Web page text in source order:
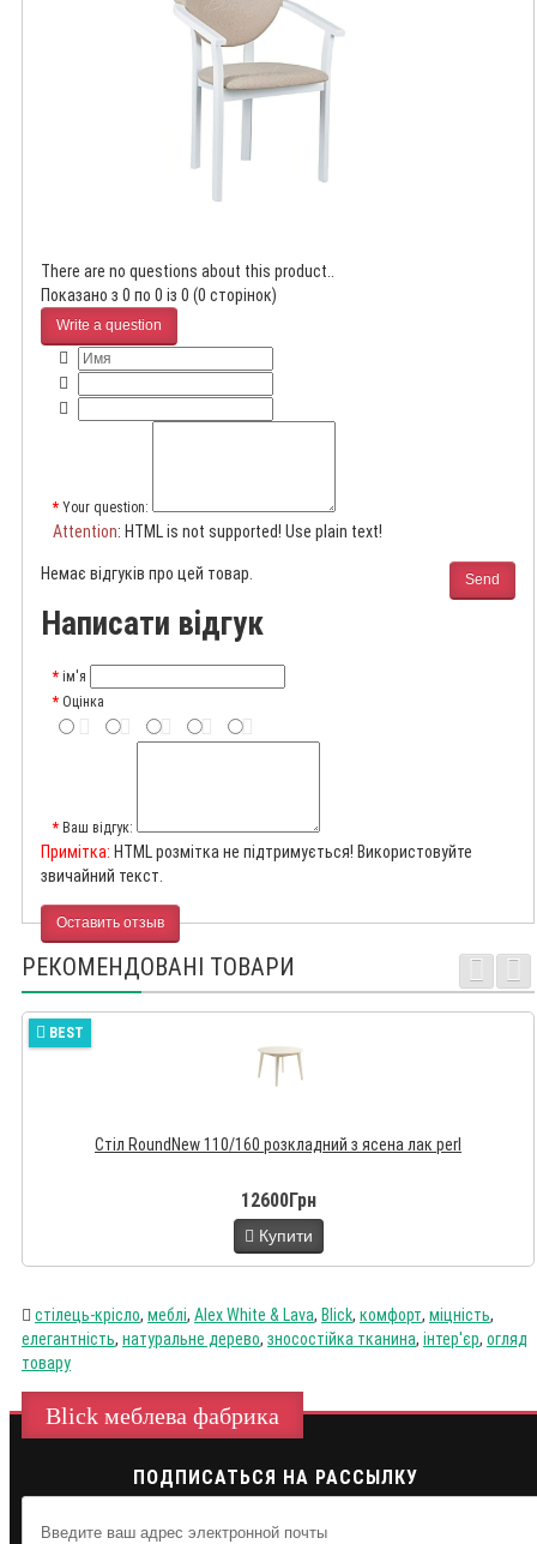
There are no questions about this product..
Показано з 0 по 0 із 0 (0 сторінок)
Write a question
Your question:
Attention: HTML is not supported! Use plain text!
Send
Немає відгуків про цей товар.
Написати відгук
ім'я
Оцінка
Ваш відгук:
Примітка: HTML розмітка не підтримується! Використовуйте
звичайний текст.
Оставить отзыв
РЕКОМЕНДОВАНІ ТОВАРИ
BEST
Стіл RoundNew 110/160 розкладний з ясена лак perl
12600Грн
Купити
стілець-крісло, меблі, Alex White & Lava, Blick, комфорт, міцність,
елегантність, натуральне дерево, зносостійка тканина, інтер'єр, огляд
товару
Blick меблева фабрика
ПОДПИСАТЬСЯ НА РАССЫЛКУ